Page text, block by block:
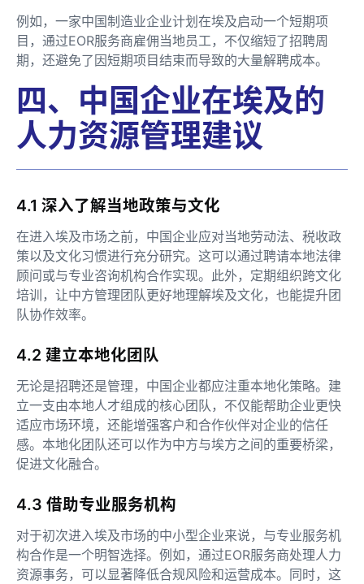
例如，一家中国制造业企业计划在埃及启动一个短期项
目，通过EOR服务商雇佣当地员工，不仅缩短了招聘周
期，还避免了因短期项目结束而导致的大量解聘成本。
四、中国企业在埃及的
人力资源管理建议
4.1 深入了解当地政策与文化
在进入埃及市场之前，中国企业应对当地劳动法、税收政
策以及文化习惯进行充分研究。这可以通过聘请本地法律
顾问或与专业咨询机构合作实现。此外，定期组织跨文化
培训，让中方管理团队更好地理解埃及文化，也能提升团
队协作效率。
4.2 建立本地化团队
无论是招聘还是管理，中国企业都应注重本地化策略。建
立一支由本地人才组成的核心团队，不仅能帮助企业更快
适应市场环境，还能增强客户和合作伙伴对企业的信任
感。本地化团队还可以作为中方与埃方之间的重要桥梁，
促进文化融合。
4.3 借助专业服务机构
对于初次进入埃及市场的中小型企业来说，与专业服务机
构合作是一个明智选择。例如，通过EOR服务商处理人力
资源事务，可以显著降低合规风险和运营成本。同时，这